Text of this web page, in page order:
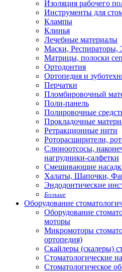
Изоляция рабочего
Инструменты для
Клампы
Клинья
Лечебные материалы
Маски,
Матрицы, полоски
Ортодонтия
Ортопедия и
Перчатки
Пломбировочный
Поли-панель
Полировочные
Прокладочные
Ретракционные нити
Роторасширители,
Слюноотсосы,
нагрудники-салфетки
Смешивающие
Халаты, Шапочки,
Эндодонтические
Больше
Оборудование
Оборудование
моторы
Микромоторы
ортопедия)
Скайлеры (скалеры)
Стоматологические
Стоматологическое